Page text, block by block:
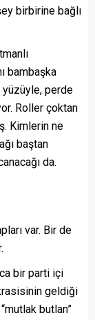
birbirine bağlı
bambaşka
yüzüyle, perde
Roller çoktan
Kimlerin ne
baştan
da.
var. Bir de
bir parti içi
geldiği
butlan”